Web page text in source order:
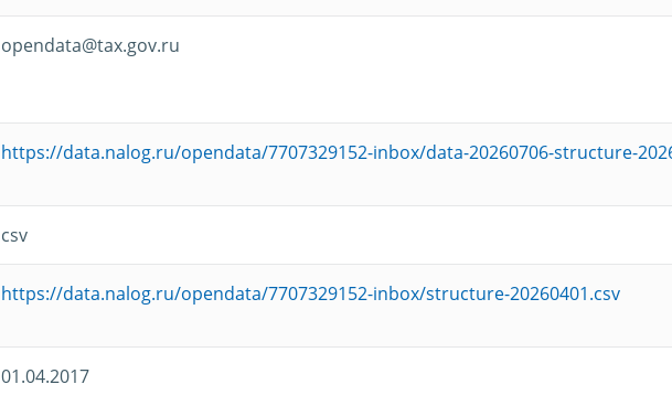
opendata@tax.gov.ru
https://data.nalog.ru/opendata/7707329152-inbox/data-20260706-structure-
csv
https://data.nalog.ru/opendata/7707329152-inbox/structure-20260401.csv
01.04.2017